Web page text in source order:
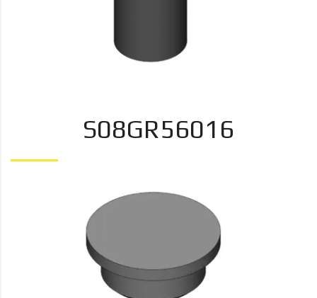
S08GR56016